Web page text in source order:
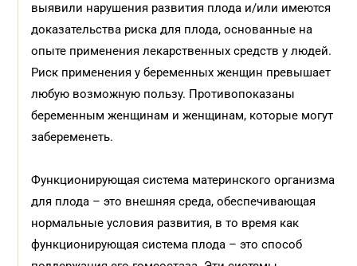
выявили нарушения развития плода и/или имеются
доказательства риска для плода, основанные на
опыте применения лекарственных средств у людей.
Риск применения у беременных женщин превышает
любую возможную пользу. Противопоказаны
беременным женщинам и женщинам, которые могут
забеременеть.
Функционирующая система материнского организма
для плода – это внешняя среда, обеспечивающая
нормальные условия развития, в то время как
функционирующая система плода – это способ